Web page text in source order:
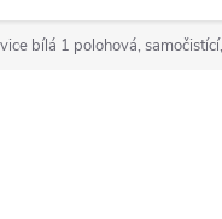
bílá 1 polohová,